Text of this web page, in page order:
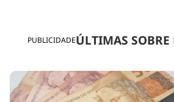
PUBLICIDADEÚLTIMAS